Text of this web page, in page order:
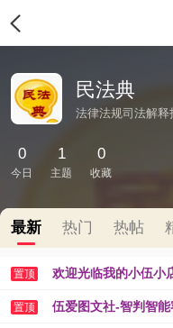
民法典
法律法规司法解
0
今日
1
主题
0
收藏
最新 热门 热帖
置顶 欢迎光临我的小伍小
置顶 伍爱图文社-智判智